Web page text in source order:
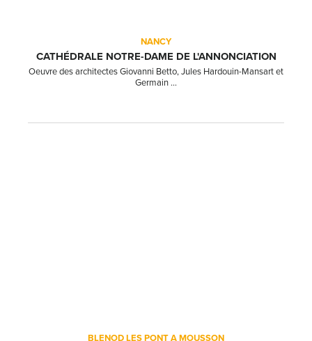
NANCY
CATHÉDRALE NOTRE-DAME DE L'ANNONCIATION
Oeuvre des architectes Giovanni Betto, Jules Hardouin-Mansart et
Germain ...
BLENOD LES PONT A MOUSSON